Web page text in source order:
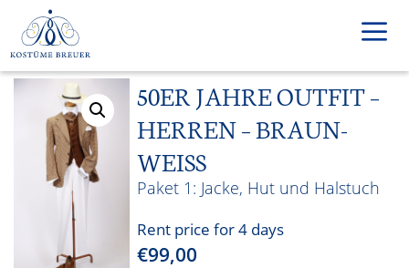
content
50ER JAHRE OUTFIT –
HERREN – BRAUN-
WEISS
Jacke, Hut und Halstuch
Rent price for 4 days
€99,00